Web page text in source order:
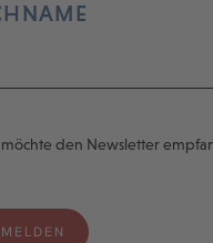
möchte den Newsletter